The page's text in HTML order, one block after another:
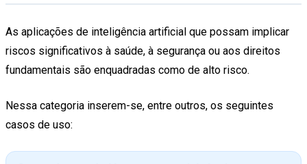
As aplicações de inteligência artificial que possam implicar
riscos significativos à saúde, à segurança ou aos direitos
fundamentais são enquadradas como de alto risco.
Nessa categoria inserem-se, entre outros, os seguintes
casos de uso: